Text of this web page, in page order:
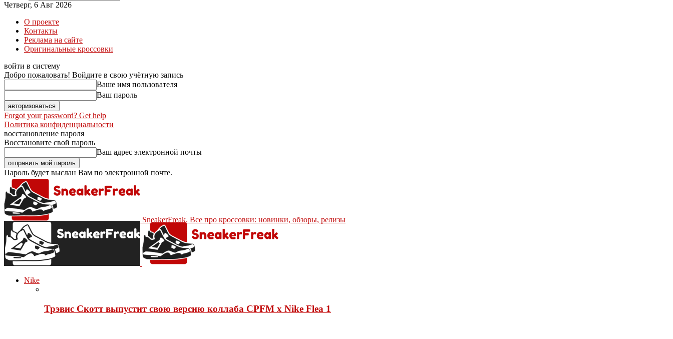
Четверг, 6 Авг 2026
О проекте
Контакты
Реклама на сайте
Оригинальные кроссовки
войти в систему
Добро пожаловать! Войдите в свою учётную запись
Ваше имя пользователя
Ваш пароль
Forgot your password? Get help
Политика конфиденциальности
восстановление пароля
Восстановите свой пароль
Ваш адрес электронной почты
Пароль будет выслан Вам по электронной почте.
SneakerFreak. Все про кроссовки: новинки, обзоры, релизы
Nike
Трэвис Скотт выпустит свою версию коллаба CPFM x Nike Flea 1